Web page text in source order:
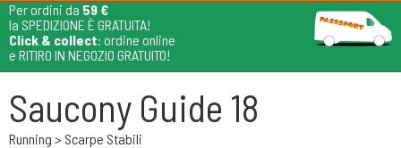
Per ordini da 59 €
la SPEDIZIONE È GRATUITA!
Click & collect: ordine online
e RITIRO IN NEGOZIO GRATUITO!
Saucony Guide 18
Running > Scarpe Stabili